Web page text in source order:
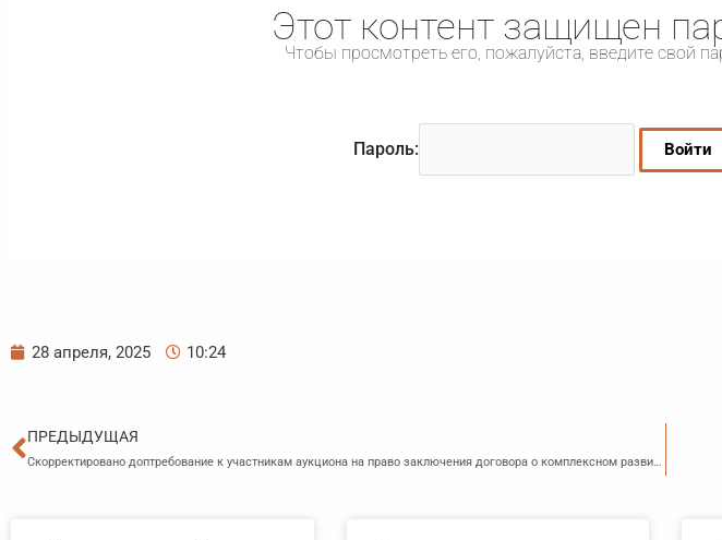
Этот контент защищен
Чтобы просмотреть его, пожалуйста, введите свой
Пароль:
28 апреля, 2025 10:24
Пред
ПРЕДЫДУЩАЯ
Скорректировано доптребование к участникам аукциона на право заключения договора о комплексном развитии территории